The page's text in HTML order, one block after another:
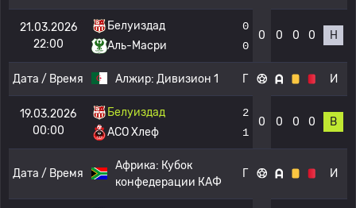
21.03.2026
22:00
Белуиздад
Аль-Масри
0
0
0 0 0 0 Н
Дата / Время Алжир: Дивизион 1 Г И
19.03.2026
00:00
Белуиздад
АСО Хлеф
2
1
0 0 0 0 В
Дата / Время
Африка: Кубок
конфедерации КАФ
Г И